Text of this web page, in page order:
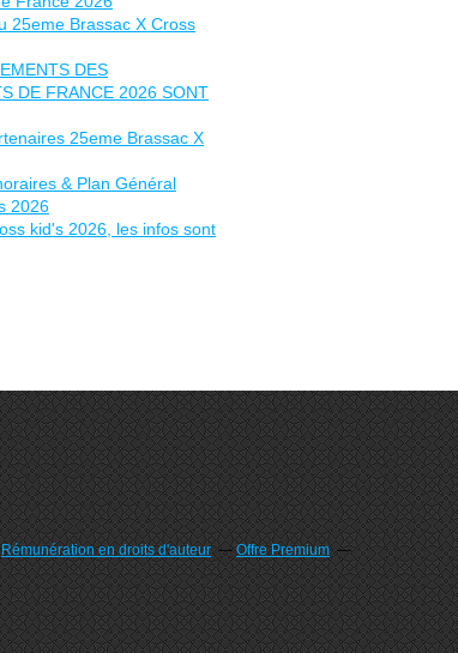
Rémunération en droits d'auteur
Offre Premium